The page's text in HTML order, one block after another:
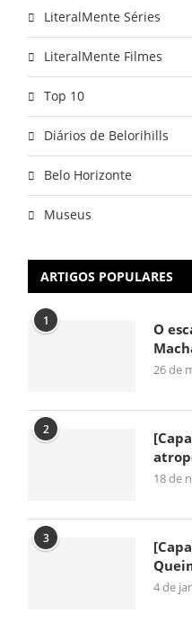
LiteralMente Séries
LiteralMente Filmes
Top 10
Diários de Belorihills
Belo Horizonte
Museus
ARTIGOS POPULARES
1
O
26 de
2
18 de
3
4 de